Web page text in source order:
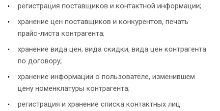
регистрация поставщиков и контактной информации;
хранение цен поставщиков и конкурентов, печать
прайс-листа контрагента;
хранение вида цен, вида скидки, вида цен контрагента
по договору;
хранение информации о пользователе, изменившем
цену номенклатуры контрагента;
регистрация и хранение списка контактных лиц